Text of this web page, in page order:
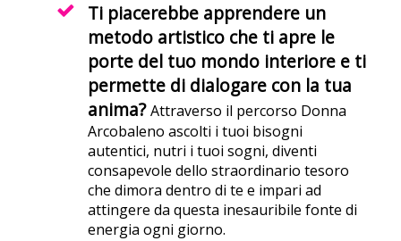
Ti piacerebbe apprendere un
metodo artistico che ti apre le
porte del tuo mondo interiore e ti
permette di dialogare con la tua
anima?Attraverso il percorso Donna
Arcobaleno ascolti i tuoi bisogni
autentici, nutri i tuoi sogni, diventi
consapevole dello straordinario tesoro
che dimora dentro di te e impari ad
attingere da questa inesauribile fonte di
energia ogni giorno.